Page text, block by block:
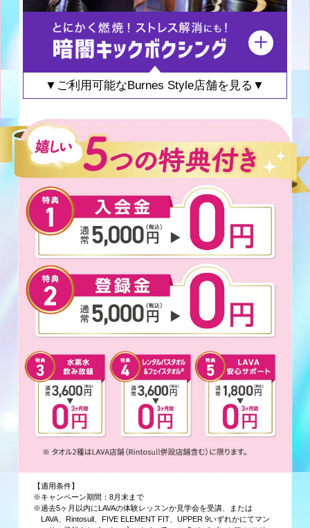
▼ご利用可能なBurnes Style店舗を見る▼
【適用条件】
※キャンペーン期間：8月末まで
※過去5ヶ月以内にLAVAの体験レッスンか見学会を受講、または
LAVA、Rintosull、FIVE ELEMENT FIT、UPPER 9いずれかにてマン